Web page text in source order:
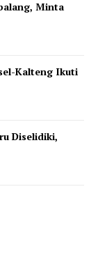
Minta
Kalteng Ikuti
Diselidiki,